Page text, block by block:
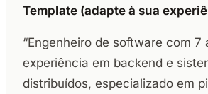
Template (adapte à sua
“Engenheiro de software com 7
experiência em backend e
distribuídos, especializado em